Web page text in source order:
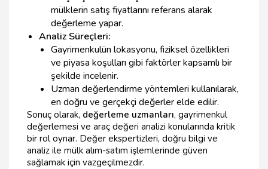
mülklerin satış fiyatlarını referans alarak
değerleme yapar.
Analiz Süreçleri:
Gayrimenkulün lokasyonu, fiziksel özellikleri
ve piyasa koşulları gibi faktörler kapsamlı bir
şekilde incelenir.
Uzman değerlendirme yöntemleri kullanılarak,
en doğru ve gerçekçi değerler elde edilir.
Sonuç olarak, değerleme uzmanları, gayrimenkul
değerlemesi ve araç değeri analizi konularında kritik
bir rol oynar. Değer ekspertizleri, doğru bilgi ve
analiz ile mülk alım-satım işlemlerinde güven
sağlamak için vazgeçilmezdir.